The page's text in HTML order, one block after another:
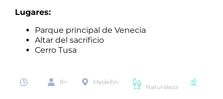
Lugares:
Parque principal de Venecia
Altar del sacrificio
Cerro Tusa
8+ Medellin
Naturaleza